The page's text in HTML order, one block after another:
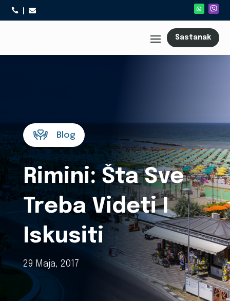
 
Sastanak
Blog
Rimini: Šta Sve
Treba Videti I
Iskusiti
29 Maja, 2017